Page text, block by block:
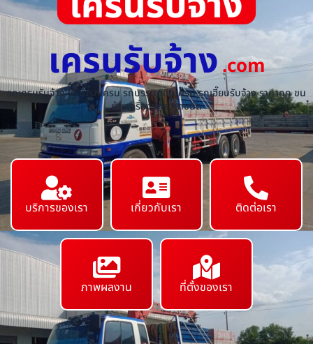
เครนรับจ้าง.com
รถเครนรับจ้าง ให้เช่ารถเครน รถบรรทุกติดเครน รถเฮี๊ยบรับจ้าง ราคาถูก ขน
ย้ายเครื่องจักร ทุกชนิด
บริการของเรา เกี่ยวกับเรา ติดต่อเรา
ภาพผลงาน ที่ตั้งของเรา